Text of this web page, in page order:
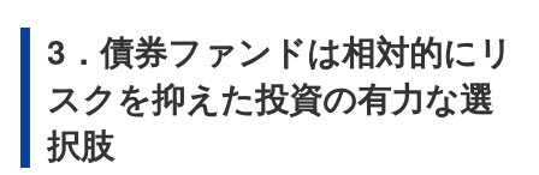
3．債券ファンドは相対的にリ
スクを抑えた投資の有力な選
択肢